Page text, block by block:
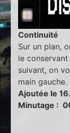
Continuité
Sur un plan,
le
suivant, on
main gauche.
Ajoutée le
Minutage :